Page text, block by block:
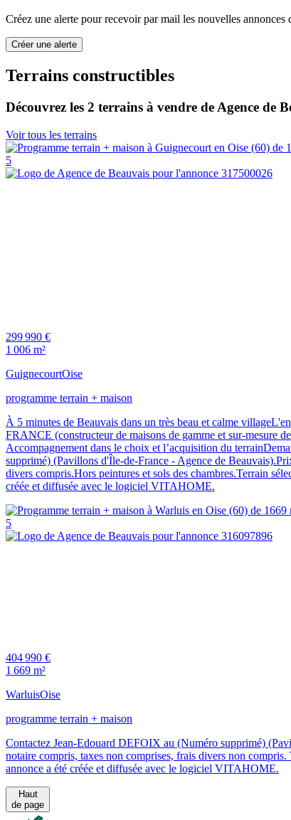
Créez une alerte pour recevoir par mail les nouvelles annonces
Créer une alerte
Terrains constructibles
Découvrez les 2 terrains à vendre de Agence de
Voir tous les terrains
5
299 990 €
1 006 m²
GuignecourtOise
programme terrain + maison
À 5 minutes de Beauvais dans un très beau et calme
FRANCE (constructeur de maisons de gamme et sur-mesure
Accompagnement dans le choix et l’acquisition du
supprimé) (Pavillons d'Île-de-France - Agence de
divers compris.Hors peintures et sols des chambres.Terrain
créée et diffusée avec le logiciel VITAHOME.
5
404 990 €
1 669 m²
WarluisOise
programme terrain + maison
Contactez Jean-Edouard DEFOIX au (Numéro supprimé)
notaire compris, taxes non comprises, frais divers non
annonce a été créée et diffusée avec le logiciel VITAHOME.
Haut
de page